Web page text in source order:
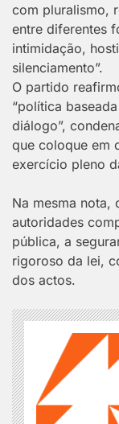
com pluralismo,
entre diferentes
intimidação,
silenciamento”.
O partido
“política
diálogo”,
que coloque em
exercício pleno
Na mesma nota,
autoridades
pública, a
rigoroso da lei,
dos actos.